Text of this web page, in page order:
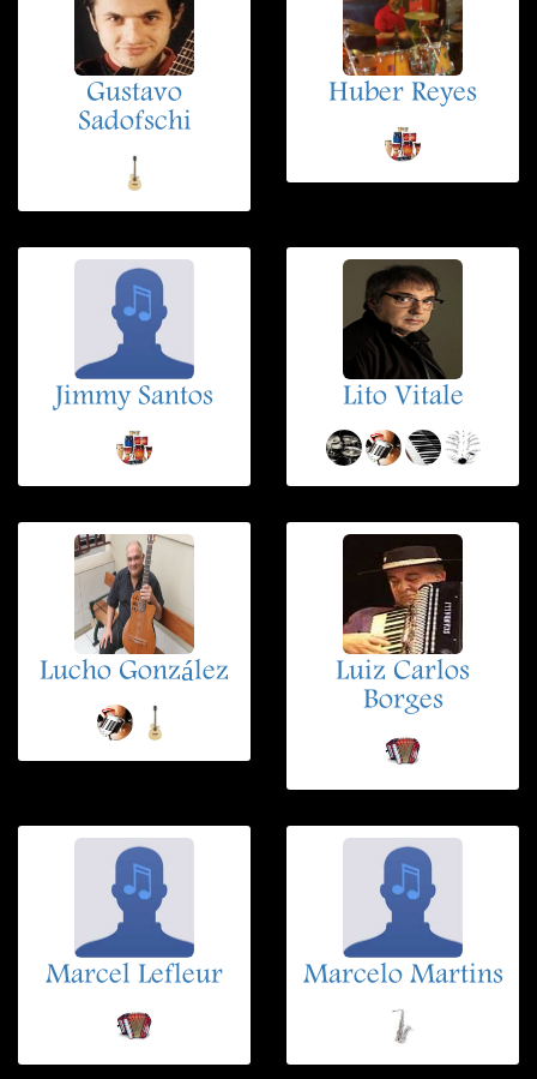
Gustavo
Sadofschi
Huber Reyes
Jimmy Santos Lito Vitale
Lucho González
Luiz Carlos
Borges
Marcel Lefleur Marcelo Martins